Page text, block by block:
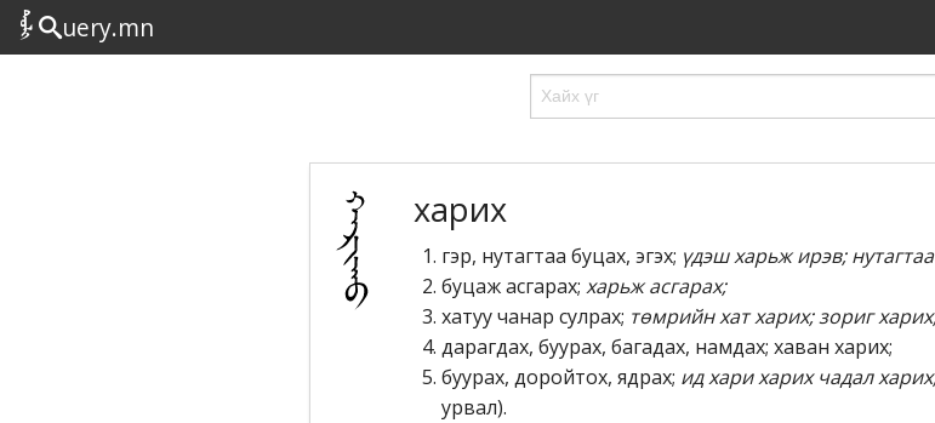
uery.mn
харих
гэр, нутагтаа буцах, эгэх; үдэш харьж ирэв;
буцаж асгарах; харьж асгарах;
хатуу чанар сулрах; төмрийн хат харих; зориг
дарагдах, буурах, багадах, намдах; хаван харих;
буурах, доройтох, ядрах; ид хари харих чадал
урвал).